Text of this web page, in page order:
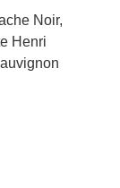
Noir,
Henri